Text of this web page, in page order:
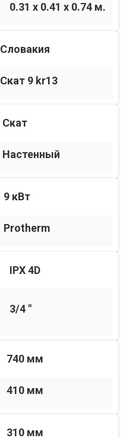
0.31 x 0.41 x 0.74 м.
Словакия
Скат 9 kr13
Скат
Настенный
9 кВт
Protherm
IPX 4D
3/4 "
740 мм
410 мм
310 мм